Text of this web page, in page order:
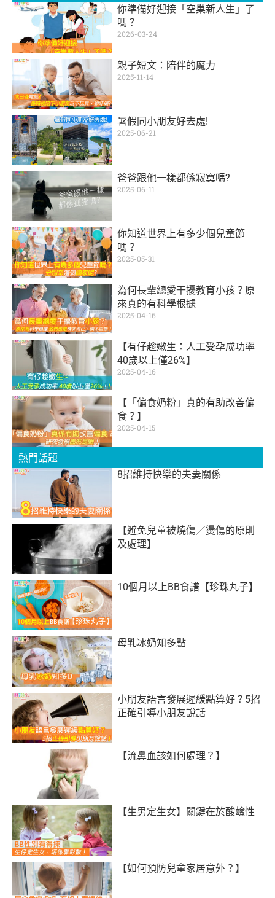
你準備好迎接「空巢新人生」了
嗎？
2026-03-24
親子短文：陪伴的魔力
2025-11-14
暑假同小朋友好去處!
2025-06-21
爸爸跟他一樣都係寂寞嗎?
2025-06-11
你知道世界上有多少個兒童節
嗎？
2025-05-31
為何長輩總愛干擾教育小孩？原
來真的有科學根據
2025-04-16
【有仔趁嫩生：人工受孕成功率
40歲以上僅26%】
2025-04-16
【「偏食奶粉」真的有助改善偏
食？】
2025-04-15
熱門話題
8招維持快樂的夫妻關係
【避免兒童被燒傷／燙傷的原則
及處理】
10個月以上BB食譜【珍珠丸子】
母乳冰奶知多點
小朋友語言發展遲緩點算好？5招
正確引導小朋友說話
【流鼻血該如何處理？】
【生男定生女】關鍵在於酸鹼性
【如何預防兒童家居意外？】